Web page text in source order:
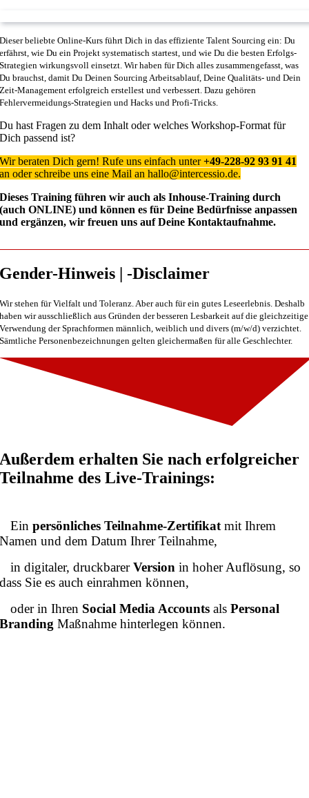
Dieser beliebte Online-Kurs führt Dich in das effiziente Talent Sourcing ein: Du
erfährst, wie Du ein Projekt systematisch startest, und wie Du die besten Erfolgs-
Strategien wirkungsvoll einsetzt. Wir haben für Dich alles zusammengefasst, was
Du brauchst, damit Du Deinen Sourcing Arbeitsablauf, Deine Qualitäts- und Dein
Zeit-Management erfolgreich erstellest und verbessert. Dazu gehören
Fehlervermeidungs-Strategien und Hacks und Profi-Tricks.
Du hast Fragen zu dem Inhalt oder welches Workshop-Format für
Dich passend ist?
Wir beraten Dich gern! Rufe uns einfach unter+49-228-92 93 91 41
an oder schreibe uns eine Mail an hallo@intercessio.de.
Dieses Training führen wir auch als Inhouse-Training durch
(auch ONLINE) und können es für Deine Bedürfnisse anpassen
und ergänzen, wir freuen uns auf Deine Kontaktaufnahme.
Gender-Hinweis | -Disclaimer
Wir stehen für Vielfalt und Toleranz. Aber auch für ein gutes Leseerlebnis. Deshalb
haben wir ausschließlich aus Gründen der besseren Lesbarkeit auf die gleichzeitige
Verwendung der Sprachformen männlich, weiblich und divers (m/w/d) verzichtet.
Sämtliche Personenbezeichnungen gelten gleichermaßen für alle Geschlechter.
Außerdem erhalten Sie nach erfolgreicher
Teilnahme des Live-Trainings:
Einpersönliches Teilnahme-Zertifikat mit Ihrem
Namen und dem Datum Ihrer Teilnahme,
in digitaler, druckbarerVersionin hoher Auflösung, so
dass Sie es auch einrahmen können,
oder in Ihren Social Media AccountsalsPersonal
BrandingMaßnahme hinterlegen können.